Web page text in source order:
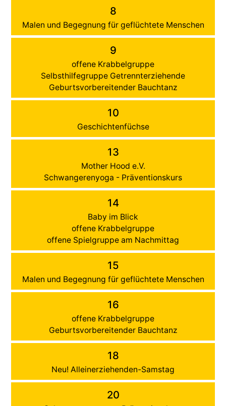
8
Malen und Begegnung für geflüchtete Menschen
9
offene Krabbelgruppe
Selbsthilfegruppe Getrennterziehende
Geburtsvorbereitender Bauchtanz
10
Geschichtenfüchse
13
Mother Hood e.V.
Schwangerenyoga - Präventionskurs
14
Baby im Blick
offene Krabbelgruppe
offene Spielgruppe am Nachmittag
15
Malen und Begegnung für geflüchtete Menschen
16
offene Krabbelgruppe
Geburtsvorbereitender Bauchtanz
18
Neu! Alleinerziehenden-Samstag
20